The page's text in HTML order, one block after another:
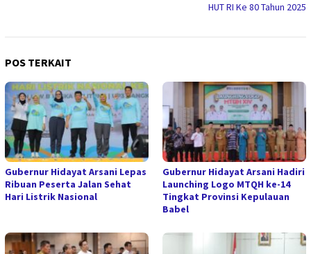
HUT RI Ke 80 Tahun 2025
POS TERKAIT
Gubernur Hidayat Arsani Lepas
Ribuan Peserta Jalan Sehat
Hari Listrik Nasional
Gubernur Hidayat Arsani Hadiri
Launching Logo MTQH ke-14
Tingkat Provinsi Kepulauan
Babel